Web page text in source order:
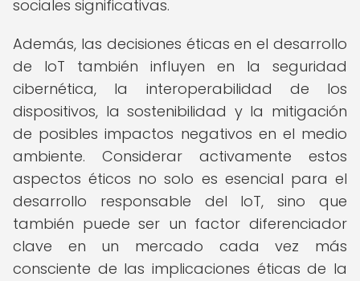
sociales significativas.
Además, las decisiones éticas en el desarrollo
de IoT también influyen en la seguridad
cibernética, la interoperabilidad de los
dispositivos, la sostenibilidad y la mitigación
de posibles impactos negativos en el medio
ambiente. Considerar activamente estos
aspectos éticos no solo es esencial para el
desarrollo responsable del IoT, sino que
también puede ser un factor diferenciador
clave en un mercado cada vez más
consciente de las implicaciones éticas de la